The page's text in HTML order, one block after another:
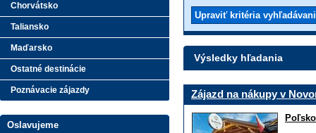
Výsledky hľadania
Zájazd na nákupy v
Poľsko
Chorvátsko
Taliansko
Maďarsko
Ostatné destinácie
Poznávacie zájazdy
Oslavujeme